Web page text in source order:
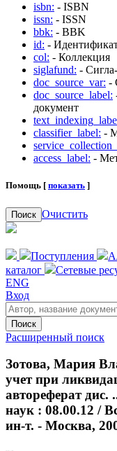
isbn: - ISBN
issn: - ISSN
bbk: - BBK
id: -
col: - Коллекция
siglafund: -
doc_source_var: -
doc_source_label:
документ
classifier_label: -
access_label: -
Помощь [ показать ]
Поиск Очистить
Поступления
каталог
Сетевые
ENG
Вход
Поиск
Расширенный поиск
Зотова, Мария
учет при
автореферат дис.
наук : 08.00.12 /
ин-т. - Москва,